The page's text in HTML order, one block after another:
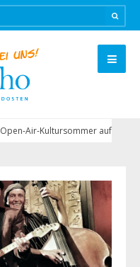
Open-Air-Kultursommer auf